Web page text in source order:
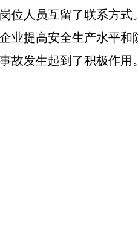
位人员互留了联系方式。
业提高安全生产水平
故发生起到了积极作用。